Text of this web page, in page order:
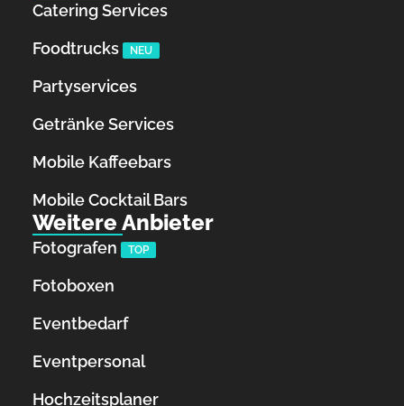
Catering Services
Foodtrucks
NEU
Partyservices
Getränke Services
Mobile Kaffeebars
Mobile Cocktail Bars
Weitere Anbieter
Fotografen TOP
Fotoboxen
Eventbedarf
Eventpersonal
Hochzeitsplaner